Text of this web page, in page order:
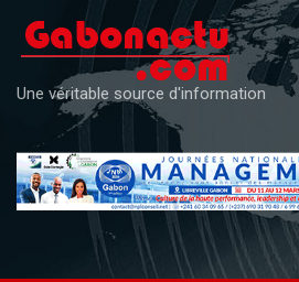
content
Une véritable source d'information